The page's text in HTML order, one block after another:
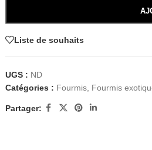
Liste de souhaits
UGS : ND
Catégories : Fourmis, Fourmis
Partager: